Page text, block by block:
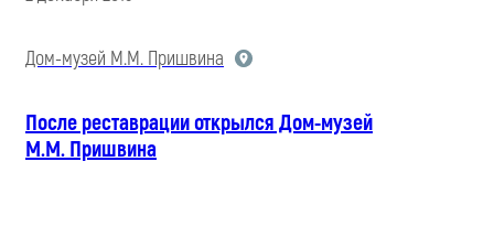
Дом-музей М.М. Пришвина
После реставрации открылся Дом-музей
М.М. Пришвина